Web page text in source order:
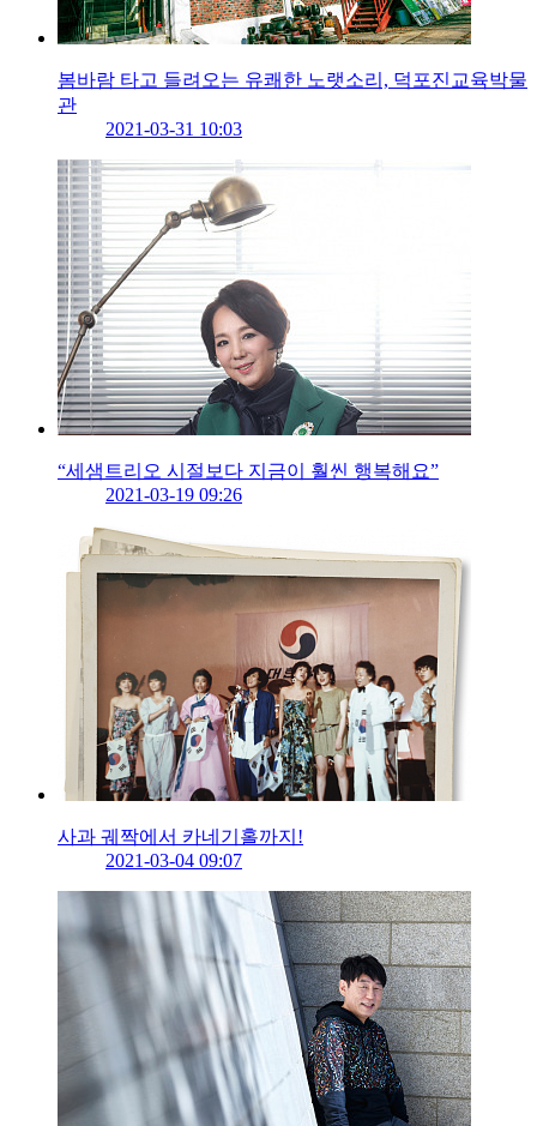
봄바람 타고 들려오는 유쾌한 노랫소리, 덕포진교육박물
관
2021-03-31 10:03
“세샘트리오 시절보다 지금이 훨씬 행복해요”
2021-03-19 09:26
사과 궤짝에서 카네기홀까지!
2021-03-04 09:07